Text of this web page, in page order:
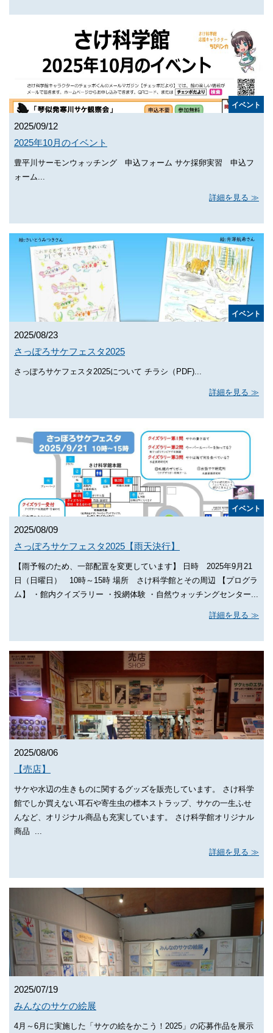
イベント
2025/09/12
2025年10月のイベント
豊平川サーモンウォッチング 申込フォーム サケ採卵実習 申込フ
ォーム...
詳細を見る
イベント
2025/08/23
さっぽろサケフェスタ2025
さっぽろサケフェスタ2025について チラシ（PDF)...
詳細を見る
イベント
2025/08/09
さっぽろサケフェスタ2025【雨天決行】
【雨予報のため、一部配置を変更しています】 日時 2025年9月21
日（日曜日） 10時～15時 場所 さけ科学館とその周辺 【プログラ
ム】 ・館内クイズラリー ・投網体験 ・自然ウォッチングセンター...
詳細を見る
2025/08/06
【売店】
サケや水辺の生きものに関するグッズを販売しています。 さけ科学
館でしか買えない耳石や寄生虫の標本ストラップ、サケの一生ふせ
んなど、オリジナル商品も充実しています。 さけ科学館オリジナル
商品 ...
詳細を見る
2025/07/19
みんなのサケの絵展
4月～6月に実施した「サケの絵をかこう！2025」の応募作品を展示